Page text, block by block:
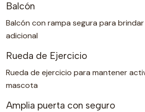
Balcón
Balcón con rampa segura para
adicional
Rueda de Ejercicio
Rueda de ejercicio para mantener
mascota
Amplia puerta con seguro